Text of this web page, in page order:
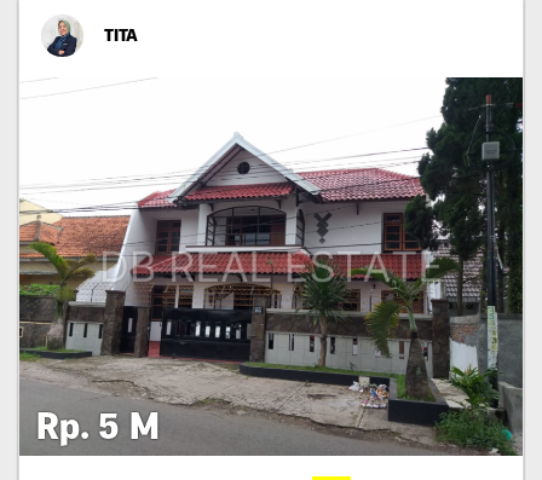
TITA
Rp. 5 M